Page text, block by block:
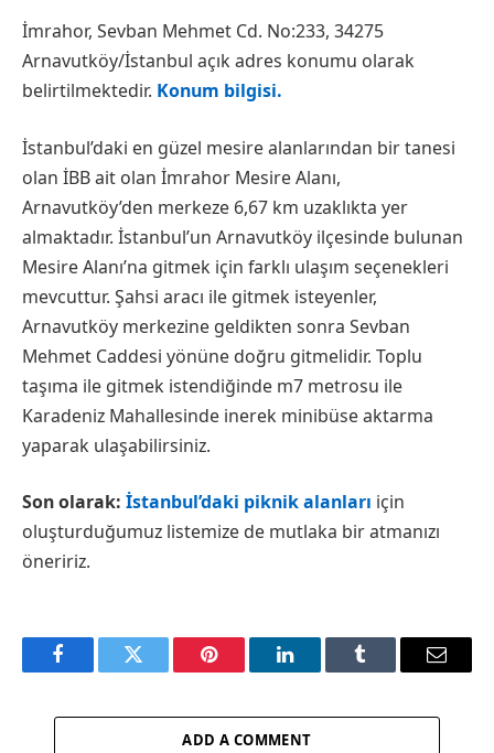
İmrahor, Sevban Mehmet Cd. No:233, 34275
Arnavutköy/İstanbul açık adres konumu olarak
belirtilmektedir. Konum bilgisi.
İstanbul’daki en güzel mesire alanlarından bir tanesi
olan İBB ait olan İmrahor Mesire Alanı,
Arnavutköy’den merkeze 6,67 km uzaklıkta yer
almaktadır. İstanbul’un Arnavutköy ilçesinde bulunan
Mesire Alanı’na gitmek için farklı ulaşım seçenekleri
mevcuttur. Şahsi aracı ile gitmek isteyenler,
Arnavutköy merkezine geldikten sonra Sevban
Mehmet Caddesi yönüne doğru gitmelidir. Toplu
taşıma ile gitmek istendiğinde m7 metrosu ile
Karadeniz Mahallesinde inerek minibüse aktarma
yaparak ulaşabilirsiniz.
Son olarak: İstanbul’daki piknik alanları için
oluşturduğumuz listemize de mutlaka bir atmanızı
öneririz.
FacebookTwitter Pinterest LinkedInTumblr Email
ADD A COMMENT